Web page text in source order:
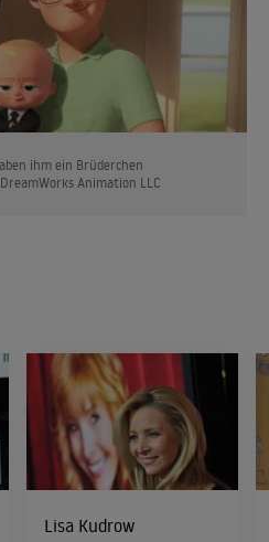
ihm ein Brüderchen
Animation LLC
Lisa Kudrow